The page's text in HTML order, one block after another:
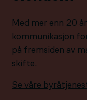
Med mer enn 20
kommunikasjon
på fremsiden av
skifte.
Se våre